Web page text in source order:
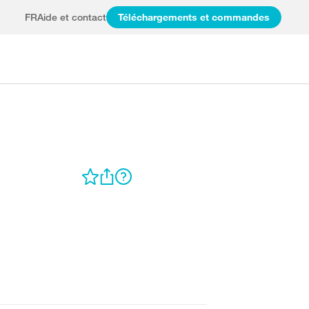
FRAide et contact Téléchargements et commandes